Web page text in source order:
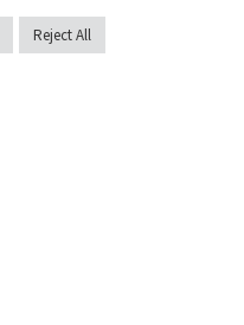
Reject All